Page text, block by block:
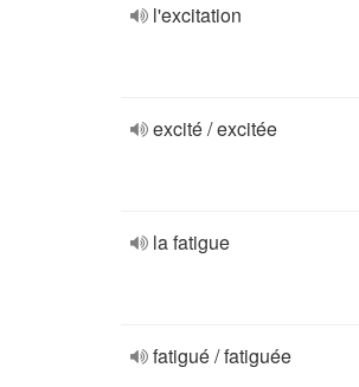
l'excitation
excité / excitée
la fatigue
fatigué / fatiguée